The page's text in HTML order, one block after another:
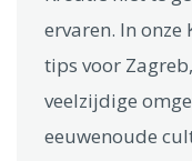
ervaren. In onze
tips voor
veelzijdige
eeuwenoude